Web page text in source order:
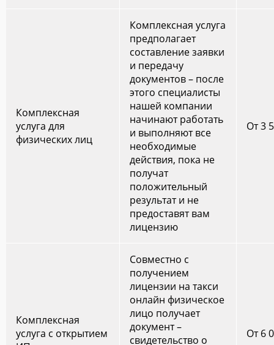
Комплексная
услуга для
физических лиц
Комплексная услуга
предполагает
составление заявки
и передачу
документов – после
этого специалисты
нашей компании
начинают работать
и выполняют все
необходимые
действия, пока не
получат
положительный
результат и не
предоставят вам
лицензию
От 3
Комплексная
услуга с открытием
Совместно с
получением
лицензии на такси
онлайн физическое
лицо получает
документ –
свидетельство о
От 6